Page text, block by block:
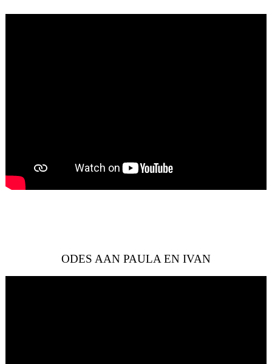
ODES AAN PAULA EN IVAN